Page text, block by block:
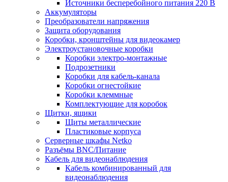
Источники бесперебойного питания 220 В
Аккумуляторы
Преобразователи напряжения
Защита оборудования
Коробки, кронштейны для видеокамер
Электроустановочные коробки
Коробки электро-монтажные
Подрозетники
Коробки для кабель-канала
Коробки огнестойкие
Коробки клеммные
Комплектующие для коробок
Щитки, ящики
Щиты металлические
Пластиковые корпуса
Серверные шкафы Netko
Разъёмы BNC/Питание
Кабель для видеонаблюдения
Кабель комбинированный для
видеонаблюдения